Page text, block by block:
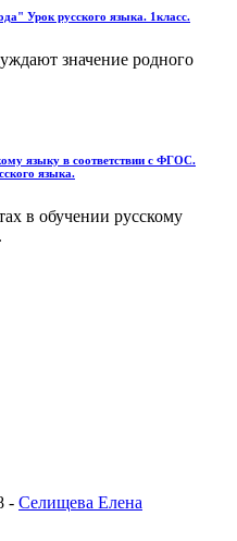
Урок русского языка. 1класс.
значение родного
языку в соответствии с ФГОС.
языка.
в обучении русскому
- Селищева Елена